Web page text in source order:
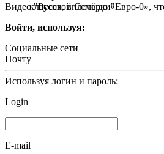
Видео "Русской Семёрки"
классов, вплоть до «Евро-0»,
Войти, используя:
Социальные сети
Почту
Используя логин и пароль:
Login
E-mail